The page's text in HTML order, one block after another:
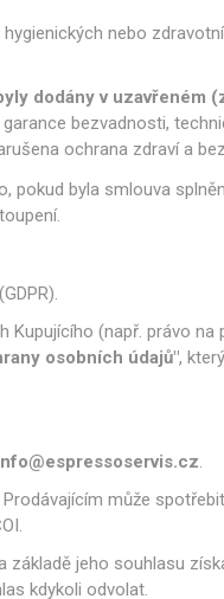
nebo
dodány v uzavřeném
bezvadnosti,
ochrana zdraví a
pokud byla smlouva
(např. právo na
osobních údajů",
.
může
základě jeho souhlasu
kdykoli odvolat.